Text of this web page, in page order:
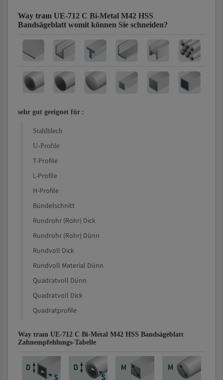
Way traın UE-712 C Bi-Metal M42 HSS
Bandsägeblatt womit können Sie schneiden?
sehr gut geeignet für :
Stahlblech
U-Profile
T-Profile
L-Profile
H-Profile
Bündelschnitt
Rundrohr (Rohr) Dick
Rundrohr (Rohr) Dünn
Rundvoll Dick
Rundvoll Material Dünn
Quadratvoll Dünn
Quadratvoll Dick
Quadratprofile
Way traın UE-712 C Bi-Metal M42 HSS Bandsägeblatt
Zahnempfehlungs-Tabelle